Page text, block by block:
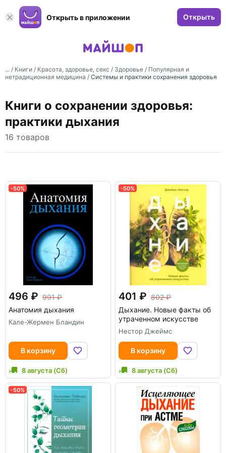
Открыть в приложении Открыть
... / Книги / Красота, здоровье, секс / Здоровье / Популярная и
нетрадиционная медицина / Системы и практики сохранения здоровья
Книги о сохранении здоровья:
практики дыхания
16 товаров
-50%
496
991
Анатомия дыхания
Кале-Жермен Бландин
В корзину
8 августа (Сб)
-50%
401
802
Дыхание. Новые факты об
утраченном искусстве
Нестор Джеймс
В корзину
8 августа (Сб)
-50%